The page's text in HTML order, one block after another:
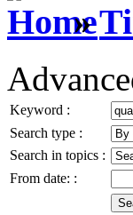
»
Keyword :
Search type :
Search in topics :
From date: :